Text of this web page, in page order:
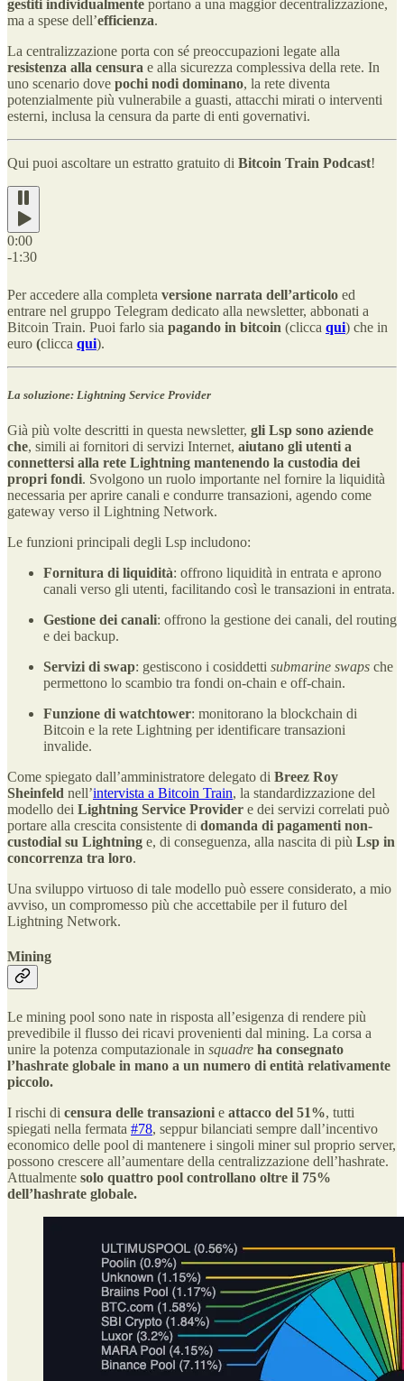
gestiti individualmente portano a una maggior decentralizzazione,
ma a spese dell’efficienza.
La centralizzazione porta con sé preoccupazioni legate alla
resistenza alla censura e alla sicurezza complessiva della rete. In
uno scenario dove pochi nodi dominano, la rete diventa
potenzialmente più vulnerabile a guasti, attacchi mirati o interventi
esterni, inclusa la censura da parte di enti governativi.
Qui puoi ascoltare un estratto gratuito di Bitcoin Train Podcast!
0:00
-1:30
Per accedere alla completa versione narrata dell’articolo ed
entrare nel gruppo Telegram dedicato alla newsletter, abbonati a
Bitcoin Train. Puoi farlo sia pagando in bitcoin (clicca qui) che in
euro (clicca qui).
La soluzione: Lightning Service Provider
Già più volte descritti in questa newsletter, gli Lsp sono aziende
che, simili ai fornitori di servizi Internet, aiutano gli utenti a
connettersi alla rete Lightning mantenendo la custodia dei
propri fondi. Svolgono un ruolo importante nel fornire la liquidità
necessaria per aprire canali e condurre transazioni, agendo come
gateway verso il Lightning Network.
Le funzioni principali degli Lsp includono:
Fornitura di liquidità: offrono liquidità in entrata e aprono
canali verso gli utenti, facilitando così le transazioni in entrata.
Gestione dei canali: offrono la gestione dei canali, del routing
e dei backup.
Servizi di swap: gestiscono i cosiddetti submarine swaps che
permettono lo scambio tra fondi on-chain e off-chain.
Funzione di watchtower: monitorano la blockchain di
Bitcoin e la rete Lightning per identificare transazioni
invalide.
Come spiegato dall’amministratore delegato di Breez Roy
Sheinfeld nell’intervista a Bitcoin Train, la standardizzazione del
modello dei Lightning Service Provider e dei servizi correlati può
portare alla crescita consistente di domanda di pagamenti non-
custodial su Lightning e, di conseguenza, alla nascita di più Lsp in
concorrenza tra loro.
Una sviluppo virtuoso di tale modello può essere considerato, a mio
avviso, un compromesso più che accettabile per il futuro del
Lightning Network.
Mining
Le mining pool sono nate in risposta all’esigenza di rendere più
prevedibile il flusso dei ricavi provenienti dal mining. La corsa a
unire la potenza computazionale in squadre ha consegnato
l’hashrate globale in mano a un numero di entità relativamente
piccolo.
I rischi di censura delle transazioni e attacco del 51%, tutti
spiegati nella fermata #78, seppur bilanciati sempre dall’incentivo
economico delle pool di mantenere i singoli miner sul proprio server,
possono crescere all’aumentare della centralizzazione dell’hashrate.
Attualmente solo quattro pool controllano oltre il 75%
dell’hashrate globale.